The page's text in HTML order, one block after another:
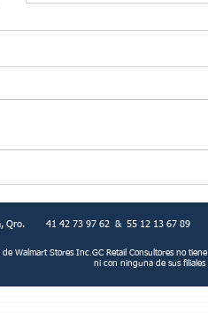
margen!
Qro. 41 42 73 97 62 & 55 12 13 67 89
Walmart Stores Inc.GC Retail Consultores no
ni con ninguna de sus filiales